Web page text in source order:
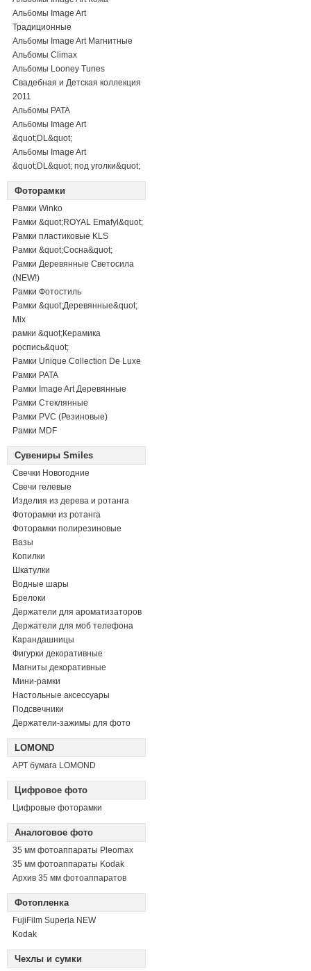
Альбомы Image Art
Традиционные
Альбомы Image Art Магнитные
Альбомы Climax
Альбомы Looney Tunes
Свадебная и Детская коллекция
2011
Альбомы PATA
Альбомы Image Art
&quot;DL&quot;
Альбомы Image Art
&quot;DL&quot; под уголки&quot;
Фоторамки
Рамки Winko
Рамки &quot;ROYAL Emafyl&quot;
Рамки пластиковые KLS
Рамки &quot;Сосна&quot;
Рамки Деревянные Светосила
(NEW!)
Рамки Фотостиль
Рамки &quot;Деревянные&quot;
Mix
рамки &quot;Керамика
роспись&quot;
Рамки Unique Collection De Luxe
Рамки PATA
Рамки Image Art Деревянные
Рамки Стеклянные
Рамки PVC (Резиновые)
Рамки MDF
Сувениры Smiles
Свечки Новогодние
Свечи гелевые
Изделия из дерева и ротанга
Фоторамки из ротанга
Фоторамки полирезиновые
Вазы
Копилки
Шкатулки
Водные шары
Брелоки
Держатели для ароматизаторов
Держатели для моб телефона
Карандашницы
Фигурки декоративные
Магниты декоративные
Мини-рамки
Настольные аксессуары
Подсвечники
Держатели-зажимы для фото
LOMOND
АРТ бумага LOMOND
Цифровое фото
Цифровые фоторамки
Аналоговое фото
35 мм фотоаппараты Pleomax
35 мм фотоаппараты Kodak
Архив 35 мм фотоаппаратов
Фотопленка
FujiFilm Superia NEW
Kodak
Чехлы и сумки